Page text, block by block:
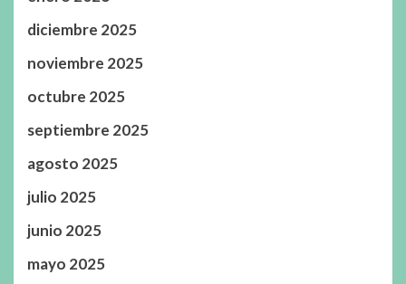
diciembre 2025
noviembre 2025
octubre 2025
septiembre 2025
agosto 2025
julio 2025
junio 2025
mayo 2025